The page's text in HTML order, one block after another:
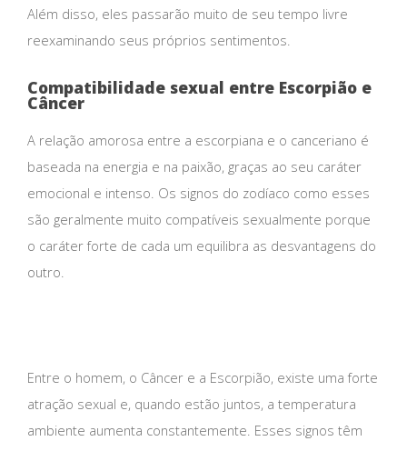
Além disso, eles passarão muito de seu tempo livre
reexaminando seus próprios sentimentos.
Compatibilidade sexual entre Escorpião e
Câncer
A relação amorosa entre a escorpiana e o canceriano é
baseada na energia e na paixão, graças ao seu caráter
emocional e intenso. Os signos do zodíaco como esses
são geralmente muito compatíveis sexualmente porque
o caráter forte de cada um equilibra as desvantagens do
outro.
Entre o homem, o Câncer e a Escorpião, existe uma forte
atração sexual e, quando estão juntos, a temperatura
ambiente aumenta constantemente. Esses signos têm